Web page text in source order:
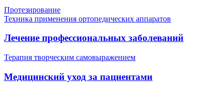
Протезирование
Техника применения ортопедических аппаратов
Лечение профессиональных заболеваний
Терапия творческим самовыражением
Медицинский уход за пациентами